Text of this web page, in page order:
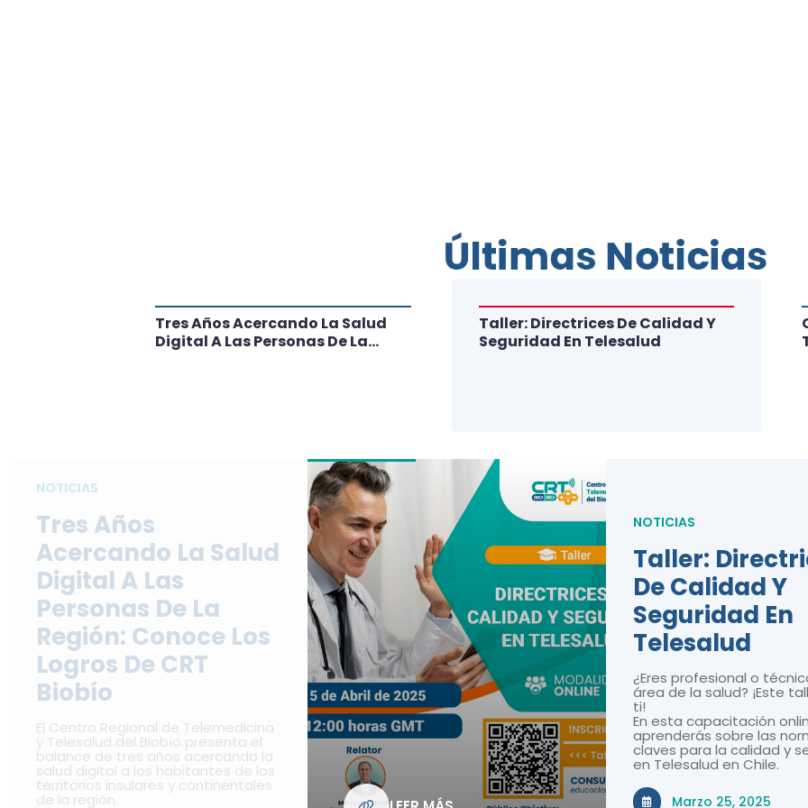
NOTICIAS
Tres Años
Acercando La Salud
Digital A Las
Personas De La
Región: Conoce Los
Logros De CRT
Biobío
El Centro Regional de Telemedicina
y Telesalud del Biobío presenta el
balance de tres años acercando la
salud digital a los habitantes de los
territorios insulares y continentales
de la región.
NOTICIAS
Taller:
De Calidad Y
Seguridad En
Telesalud
¿Eres profesional o
área de la salud? ¡Este
ti!
En esta capacitación
aprenderás sobre las
claves para la calidad y
en Telesalud en Chile.
Marzo 25, 2025
Tres Años Acercando La Salud
Digital A Las Personas De La
Taller: Directrices De Calidad Y
Seguridad En Telesalud
Últimas Noticias